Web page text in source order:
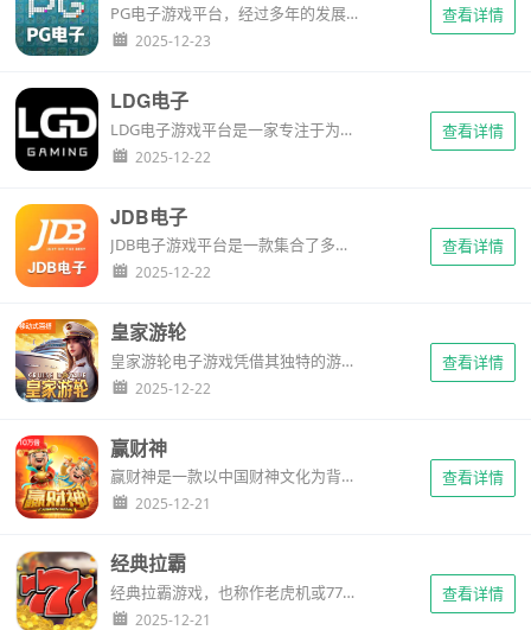
PG电子游戏平台，经过多年的发展和积累，已经成为业内知名的游戏平台之一。平台始终致力于为广大玩家提供高品质、多样化的游戏产品，以及稳定、流畅的游戏体验。在发展过程中，PG电子游戏平台不断引进国内外优秀的游戏开发商，丰富游戏库，满足各类玩家的需求。...
2025-12-23
查看详情
LDG电子
LDG电子游戏平台是一家专注于为玩家提供高品质游戏体验的公司。该平台汇聚了众多知名游戏开发商的作品，涵盖了各种类型的游戏，如角色扮演、射击、策略、休闲等，满足了不同玩家的需求。同时，LDG还注重与玩家的互动，为玩家提供了丰富的社交功能和活动，让玩家在游戏中结识新朋友，分享游戏乐趣。...
2025-12-22
查看详情
JDB电子
JDB电子游戏平台是一款集合了多种经典电子游戏的在线平台，涵盖了游戏机、扑克、轮盘、骰子等多种不同类型的游戏。无论你是喜欢刺激的游戏机游戏，还是热衷于智力对决的扑克游戏，或是钟爱于运气与技巧并重的轮盘和骰子游戏，JDB电子游戏平台都能满足你的需求。在这里，每一位玩家都能找到自己喜欢的游戏，享受游戏的...
2025-12-22
查看详情
皇家游轮
皇家游轮电子游戏凭借其独特的游戏风格、丰富的游戏内容和良好的社区氛围，成为了众多游戏爱好者的首选之一。如果您也渴望在海上展开一场激情四溢的冒险之旅，那么不妨加入我们，一起驾驶皇家游轮，驶向未知的海域吧！...
2025-12-22
查看详情
赢财神
赢财神是一款以中国财神文化为背景的电子游戏。游戏中，玩家将扮演一名追求财富和好运的角色，通过完成各种任务和挑战，与财神互动，获得丰厚的奖励。...
2025-12-21
查看详情
经典拉霸
经典拉霸游戏，也称作老虎机或777机，是一种经典的电子游戏机，以其简单易懂的玩法和丰富的主题深受玩家喜爱。...
2025-12-21
查看详情